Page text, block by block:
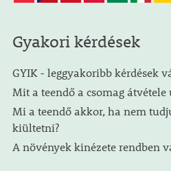
Gyakori kérdések
GYIK - leggyakoribb kérdések
Mit a teendő a csomag átvétele
Mi a teendő akkor, ha nem
kiültetni?
A növények kinézete rendben